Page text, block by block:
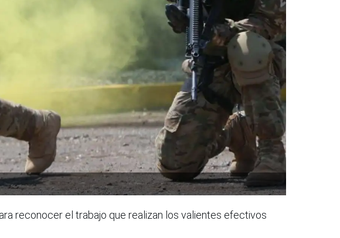
reconocer el trabajo que realizan los valientes efectivos